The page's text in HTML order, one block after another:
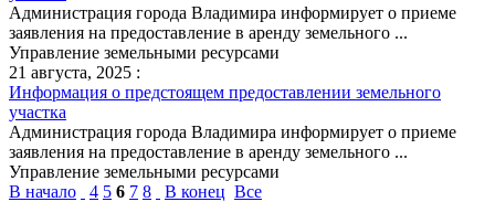
Администрация города Владимира информирует о приеме
заявления на предоставление в аренду земельного ...
Управление земельными ресурсами
21 августа, 2025 :
Информация о предстоящем предоставлении земельного
участка
Администрация города Владимира информирует о приеме
заявления на предоставление в аренду земельного ...
Управление земельными ресурсами
В начало
4 5 6 7 8 В конец Все